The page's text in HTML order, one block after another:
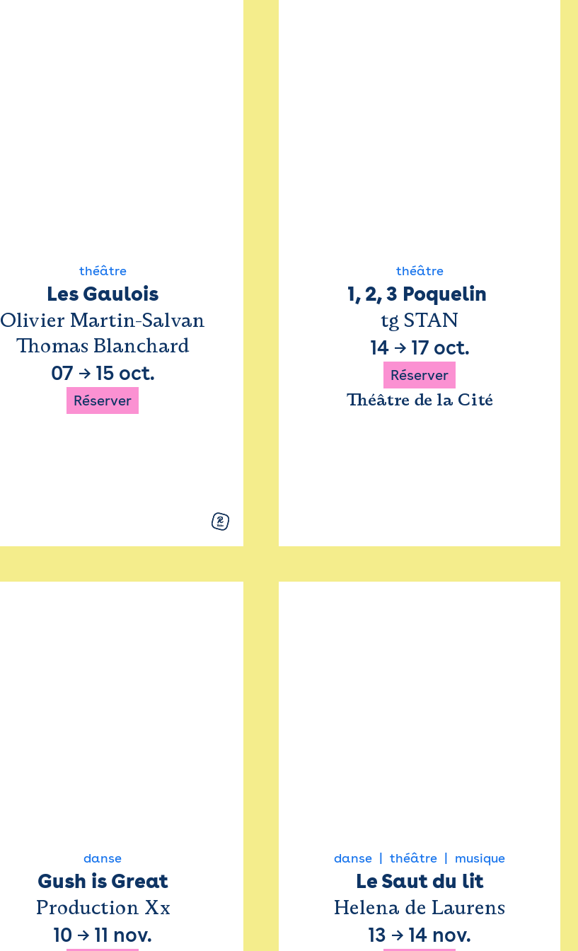
théâtre
Les Gaulois
Olivier Martin-Salvan
Thomas Blanchard
07 → 15 oct.
Réserver
théâtre
1, 2, 3 Poquelin
tg STAN
14→ 17 oct.
Réserver
Théâtre de la Cité
danse
Gush is Great
Production Xx
10 → 11 nov.
danse théâtre musique
Le Saut du lit
Helena de Laurens
13 → 14 nov.